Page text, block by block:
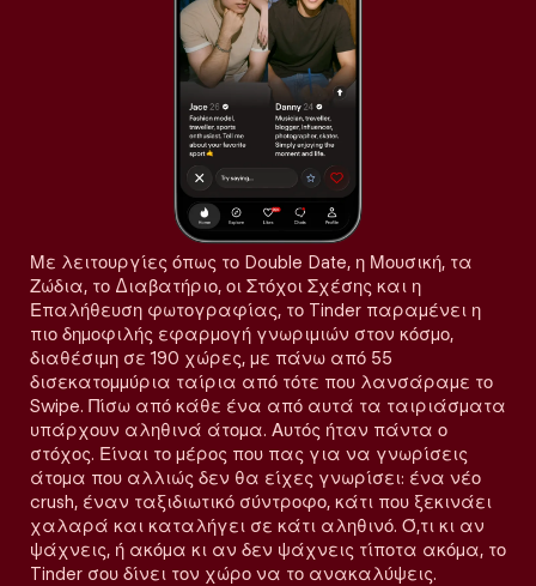
Με λειτουργίες όπως το Double Date, η Μουσική, τα
Ζώδια, το Διαβατήριο, οι Στόχοι Σχέσης και η
Επαλήθευση φωτογραφίας, το Tinder παραμένει η
πιο δημοφιλής εφαρμογή γνωριμιών στον κόσμο,
διαθέσιμη σε 190 χώρες, με πάνω από 55
δισεκατομμύρια ταίρια από τότε που λανσάραμε το
Swipe. Πίσω από κάθε ένα από αυτά τα ταιριάσματα
υπάρχουν αληθινά άτομα. Αυτός ήταν πάντα ο
στόχος. Είναι το μέρος που πας για να γνωρίσεις
άτομα που αλλιώς δεν θα είχες γνωρίσει: ένα νέο
crush, έναν ταξιδιωτικό σύντροφο, κάτι που ξεκινάει
χαλαρά και καταλήγει σε κάτι αληθινό. Ό,τι κι αν
ψάχνεις, ή ακόμα κι αν δεν ψάχνεις τίποτα ακόμα, το
Tinder σου δίνει τον χώρο να το ανακαλύψεις.